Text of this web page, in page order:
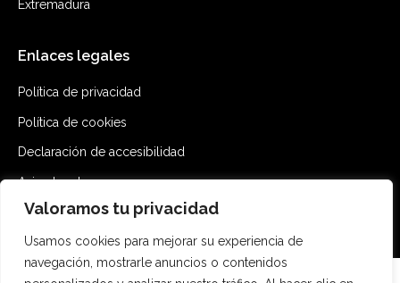
Valoramos tu privacidad
Usamos cookies para mejorar su experiencia de
navegación, mostrarle anuncios o contenidos
Extremadura
Enlaces legales
Política de privacidad
Política de cookies
Declaración de accesibilidad
Aviso legal
Mapa del sitio